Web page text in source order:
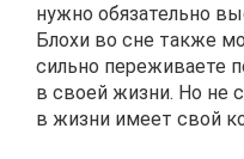
нужно обязательно
Блохи во сне также
сильно переживаете
в своей жизни. Но не
в жизни имеет свой